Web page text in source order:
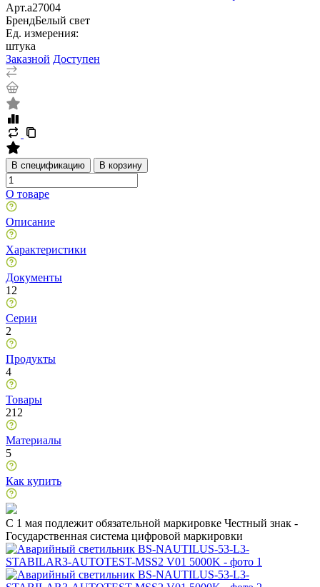
Арт.a27004
БрендБелый свет
Ед. измерения:
штука
Заказной Доступен
В спецификацию В корзину
О товаре
Описание
Характеристики
Документы
12
Серии
2
Продукты
4
Товары
212
Материалы
5
Как купить
C 1 мая подлежит обязательной маркировке Честный знак -
Государственная система цифровой маркировки